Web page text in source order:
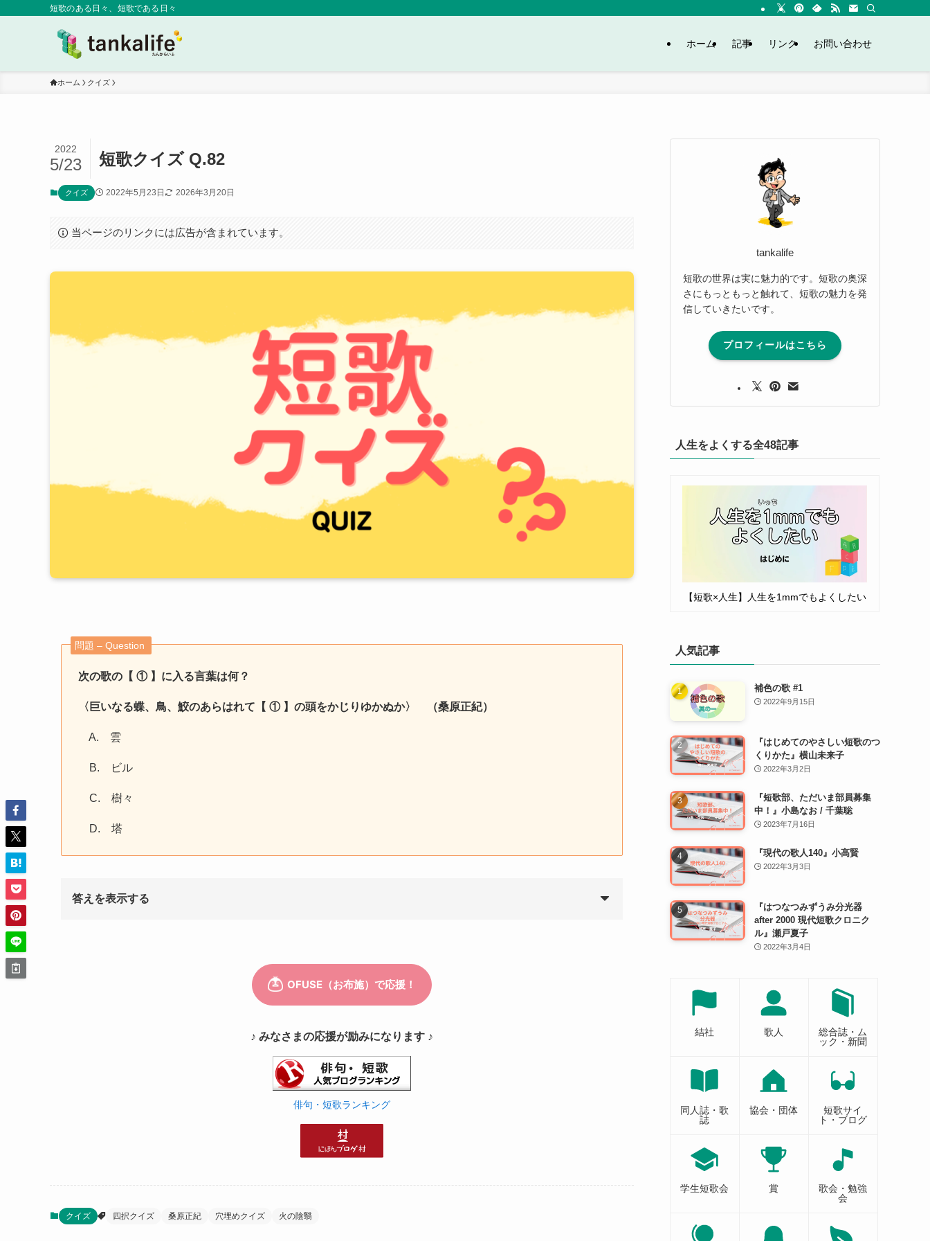
短歌のある日々、短歌である日々
ホーム 記事 リンク お問い合わせ
ホーム クイズ
短歌クイズ Q.82
2022
5/23
クイズ 2022年5月23日 2026年3月20日
当ページのリンクには広告が含まれています。
問題 – Question
次の歌の【 ① 】に入る言葉は何？
〈巨いなる蝶、鳥、鮫のあらはれて【 ① 】の頭をかじりゆかぬか〉 （桑原正紀）
A. 雲
B. ビル
C. 樹々
D. 塔
答えを表示する
♪ みなさまの応援が励みになります ♪
俳句・短歌ランキング
クイズ 四択クイズ 桑原正紀 穴埋めクイズ 火の陰翳
tankalife
短歌の世界は実に魅力的です。短歌の奥深
さにもっともっと触れて、短歌の魅力を発
信していきたいです。
プロフィールはこちら
人生をよくする全48記事
【短歌×人生】人生を1mmでもよくしたい
人気記事
補色の歌 #1
2022年9月15日
『はじめてのやさしい短歌のつ
くりかた』横山未来子
2022年3月2日
『短歌部、ただいま部員募集
中！』小島なお / 千葉聡
2023年7月16日
『現代の歌人140』小高賢
2022年3月3日
『はつなつみずうみ分光器
after 2000 現代短歌クロニク
ル』瀬戸夏子
2022年3月4日
結社 歌人
総合誌・ム
ック・新聞
同人誌・歌
誌
協会・団体
短歌サイ
ト・ブログ
学生短歌会 賞
歌会・勉強
会